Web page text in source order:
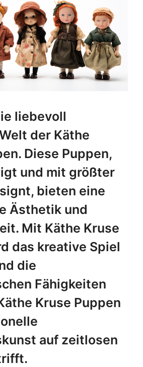
liebevoll
der Käthe
Diese Puppen,
und mit größter
bieten eine
Ästhetik und
Mit Käthe Kruse
das kreative Spiel
die
Fähigkeiten
Kruse Puppen
auf zeitlosen